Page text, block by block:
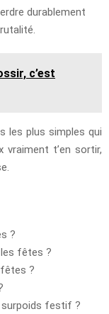
durablement
c’est
les plus simples qui
vraiment t’en sortir,
?
fêtes ?
?
surpoids festif ?